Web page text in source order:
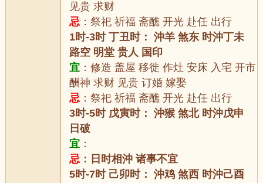
见贵 求财
忌 ：祭祀 祈福 斋醮 开光 赴任 出行
1时-3时 丁丑时： 沖羊 煞东 时沖丁未
路空 明堂 贵人 国印
宜 ：修造 盖屋 移徙 作灶 安床 入宅 开市
酬神 求财 见贵 订婚 嫁娶
忌 ：祭祀 祈福 斋醮 开光 赴任 出行
3时-5时 戊寅时： 沖猴 煞北 时沖戊申
日破
宜 ：
忌 ：日时相沖 诸事不宜
5时-7时 己卯时： 沖鸡 煞西 时沖己酉